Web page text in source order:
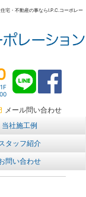
宅・不動産の事ならI.P.C.コーポレー
メール問い合わせ
当社施工例
タッフ紹介
問い合わせ